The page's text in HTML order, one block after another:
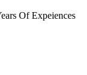
Of Expeiences